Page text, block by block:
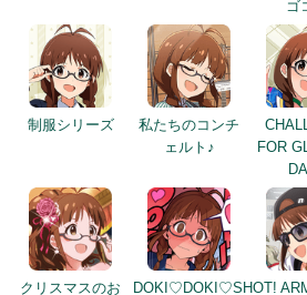
ゴ
制服シリーズ
私たちのコンチ
ェルト♪
FOR
クリスマスのお
DOKI♡DOKI♡SHOT!